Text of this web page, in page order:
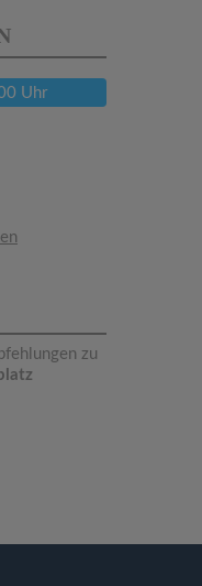
Uhr
zu